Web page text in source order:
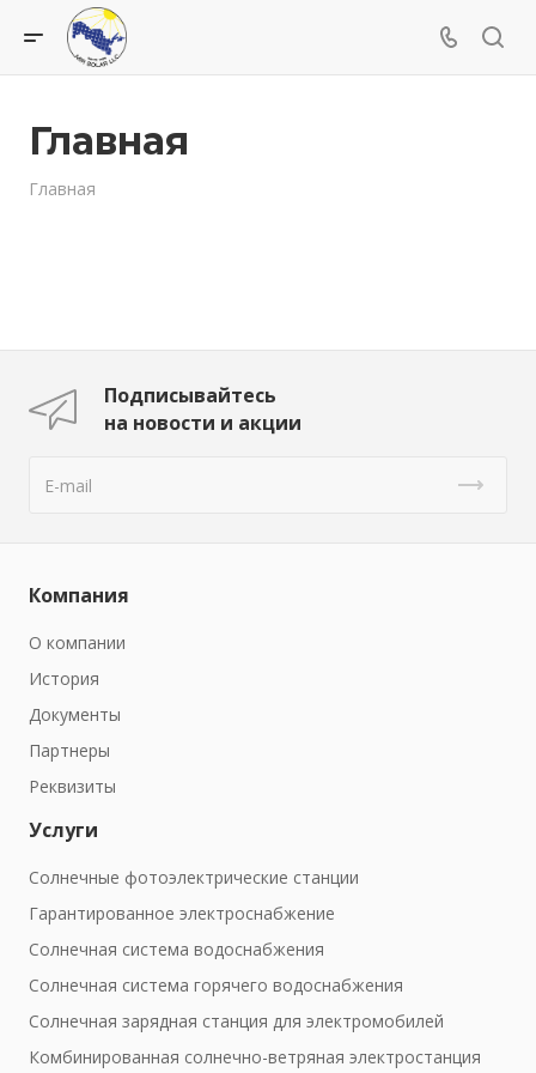
Главная
Главная
Подписывайтесь
на новости и акции
Компания
О компании
История
Документы
Партнеры
Реквизиты
Услуги
Солнечные фотоэлектрические станции
Гарантированное электроснабжение
Солнечная система водоснабжения
Солнечная система горячего водоснабжения
Солнечная зарядная станция для электромобилей
Комбинированная солнечно-ветряная электростанция